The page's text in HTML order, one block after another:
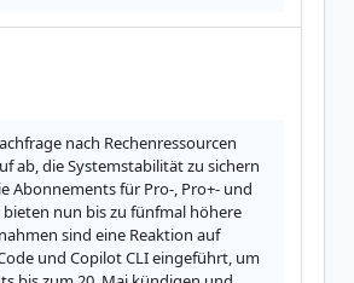
nach Rechenressourcen
ab, die Systemstabilität zu sichern
Abonnements für Pro-, Pro+- und
nun bis zu fünfmal höhere
sind eine Reaktion auf
und Copilot CLI eingeführt, um